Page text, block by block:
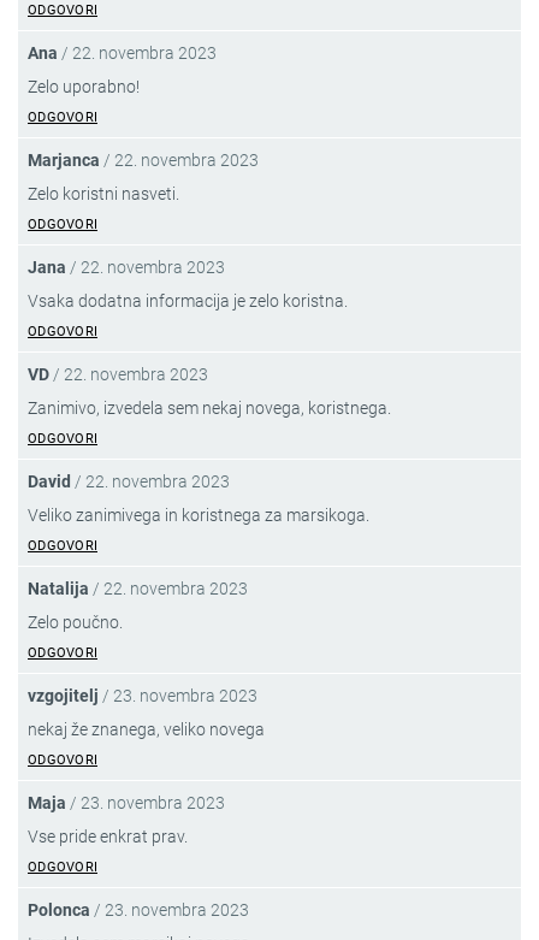
ODGOVORI
Ana / 22. novembra 2023
Zelo uporabno!
ODGOVORI
Marjanca / 22. novembra 2023
Zelo koristni nasveti.
ODGOVORI
Jana / 22. novembra 2023
Vsaka dodatna informacija je zelo koristna.
ODGOVORI
VD / 22. novembra 2023
Zanimivo, izvedela sem nekaj novega, koristnega.
ODGOVORI
David / 22. novembra 2023
Veliko zanimivega in koristnega za marsikoga.
ODGOVORI
Natalija / 22. novembra 2023
Zelo poučno.
ODGOVORI
vzgojitelj / 23. novembra 2023
nekaj že znanega, veliko novega
ODGOVORI
Maja / 23. novembra 2023
Vse pride enkrat prav.
ODGOVORI
Polonca / 23. novembra 2023